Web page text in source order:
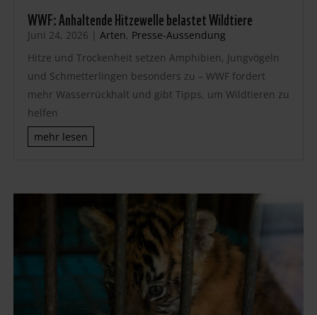
WWF: Anhaltende Hitzewelle belastet Wildtiere
Juni 24, 2026 | Arten, Presse-Aussendung
Hitze und Trockenheit setzen Amphibien, Jungvögeln
und Schmetterlingen besonders zu – WWF fordert
mehr Wasserrückhalt und gibt Tipps, um Wildtieren zu
helfen
mehr lesen